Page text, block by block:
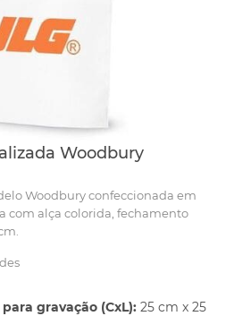
Woodbury
Woodbury confeccionada em
com alça colorida, fechamento
gravação (CxL): 25 cm x 25